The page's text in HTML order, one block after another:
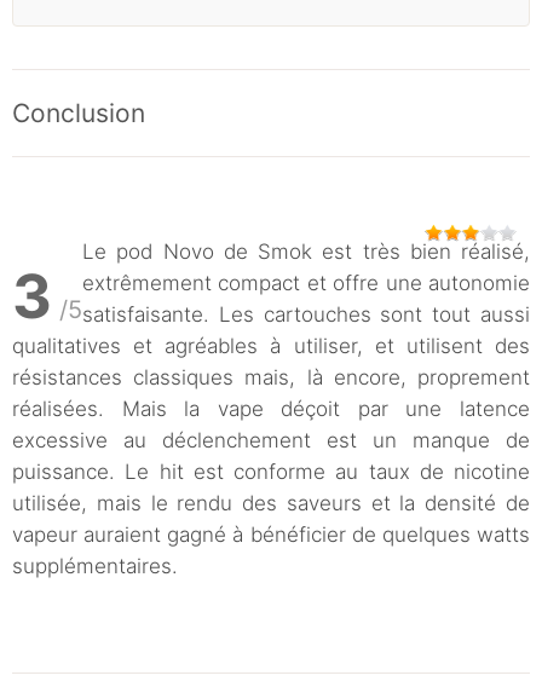
Conclusion
3 /5
Le pod Novo de Smok est très bien réalisé,
extrêmement compact et offre une autonomie
satisfaisante. Les cartouches sont tout aussi
qualitatives et agréables à utiliser, et utilisent des
résistances classiques mais, là encore, proprement
réalisées. Mais la vape déçoit par une latence
excessive au déclenchement est un manque de
puissance. Le hit est conforme au taux de nicotine
utilisée, mais le rendu des saveurs et la densité de
vapeur auraient gagné à bénéficier de quelques watts
supplémentaires.